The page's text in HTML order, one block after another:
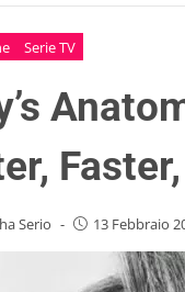
Serie TV
Serio - 13 Febbraio